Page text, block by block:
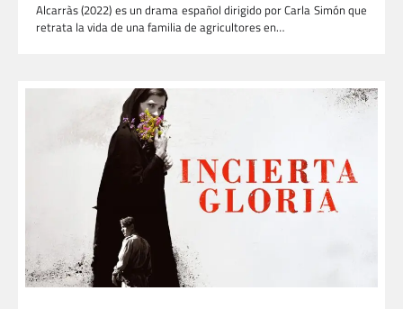
Alcarràs (2022) es un drama español dirigido por Carla Simón que
retrata la vida de una familia de agricultores en…